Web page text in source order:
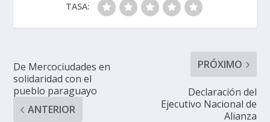
TASA:
De Mercociudades en
solidaridad con el
pueblo paraguayo
ANTERIOR
PRÓXIMO
Declaración del
Ejecutivo Nacional de
Alianza